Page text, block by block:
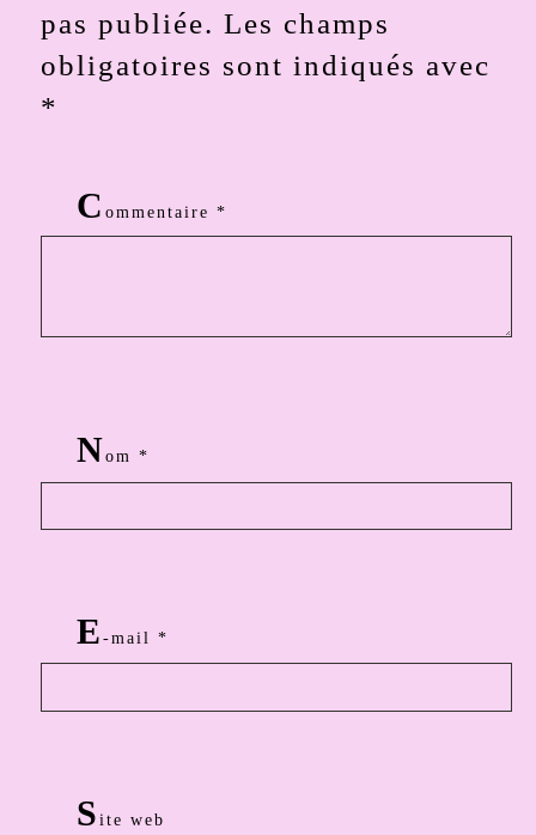
pas publiée. Les champs
obligatoires sont indiqués avec
*
Commentaire*
Nom*
E-mail*
Site web